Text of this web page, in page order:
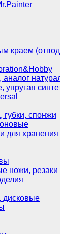
краем
аналог
упругая
губки, спонжи
для хранения
ножи, резаки
дисковые